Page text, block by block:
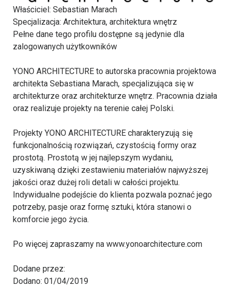
Właściciel: Sebastian Marach
Specjalizacja: Architektura, architektura wnętrz
Pełne dane tego profilu dostępne są jedynie dla
zalogowanych użytkowników
YONO ARCHITECTURE to autorska pracownia projektowa
architekta Sebastiana Marach, specjalizująca się w
architekturze oraz architekturze wnętrz. Pracownia działa
oraz realizuje projekty na terenie całej Polski.
Projekty YONO ARCHITECTURE charakteryzują się
funkcjonalnością rozwiązań, czystością formy oraz
prostotą. Prostotą w jej najlepszym wydaniu,
uzyskiwaną dzięki zestawieniu materiałów najwyższej
jakości oraz dużej roli detali w całości projektu.
Indywidualne podejście do klienta pozwala poznać jego
potrzeby, pasje oraz formę sztuki, która stanowi o
komforcie jego życia.
Po więcej zapraszamy na www.yonoarchitecture.com
Dodane przez:
Dodano: 01/04/2019